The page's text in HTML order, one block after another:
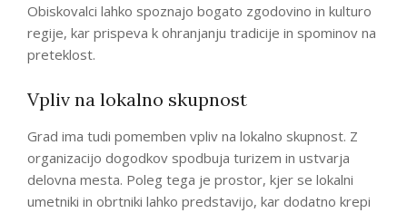
Obiskovalci lahko spoznajo bogato zgodovino in kulturo
regije, kar prispeva k ohranjanju tradicije in spominov na
preteklost.
Vpliv na lokalno skupnost
Grad ima tudi pomemben vpliv na lokalno skupnost. Z
organizacijo dogodkov spodbuja turizem in ustvarja
delovna mesta. Poleg tega je prostor, kjer se lokalni
umetniki in obrtniki lahko predstavijo, kar dodatno krepi